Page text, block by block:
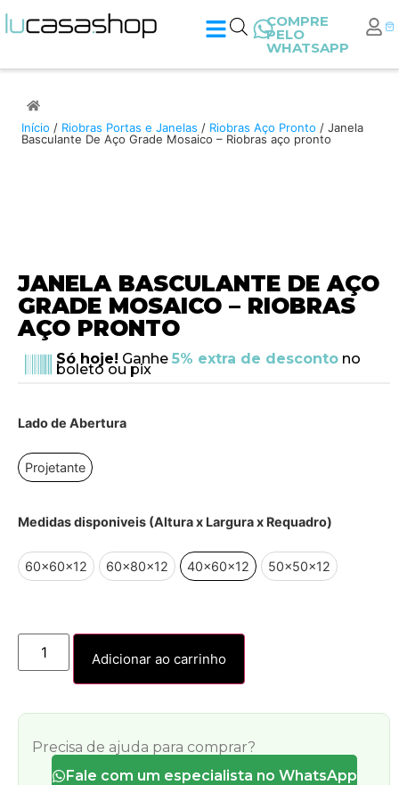
COMPRE
PELO
WHATSAPP
Início / Riobras Portas e Janelas / Riobras Aço Pronto / Janela
Basculante De Aço Grade Mosaico – Riobras aço pronto
JANELA BASCULANTE DE AÇO
GRADE MOSAICO – RIOBRAS
AÇO PRONTO
Só hoje! Ganhe 5% extra de descontono
boleto ou pix
Lado de Abertura
Projetante
Medidas disponiveis (Altura x Largura x Requadro)
60x60x12 60x80x12 40x60x12 50x50x12
Adicionar ao carrinho
Precisa de ajuda para comprar?
Fale com um especialista no WhatsApp